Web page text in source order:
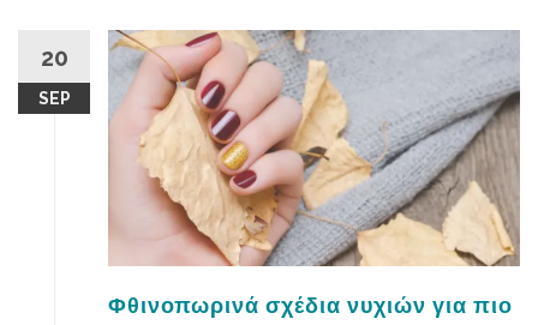
ε
ι
μ
ω
ν
ά
τ
α
20
SEP
Φθινοπωρινά σχέδια νυχιών για πιο